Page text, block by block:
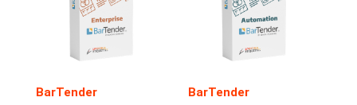
BarTender BarTender